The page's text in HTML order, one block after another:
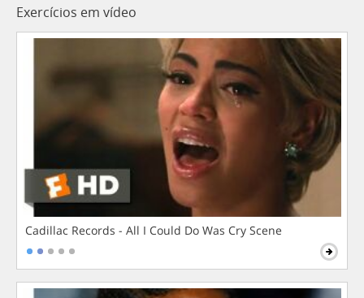
Exercícios em vídeo
Cadillac Records - All I Could Do Was Cry Scene